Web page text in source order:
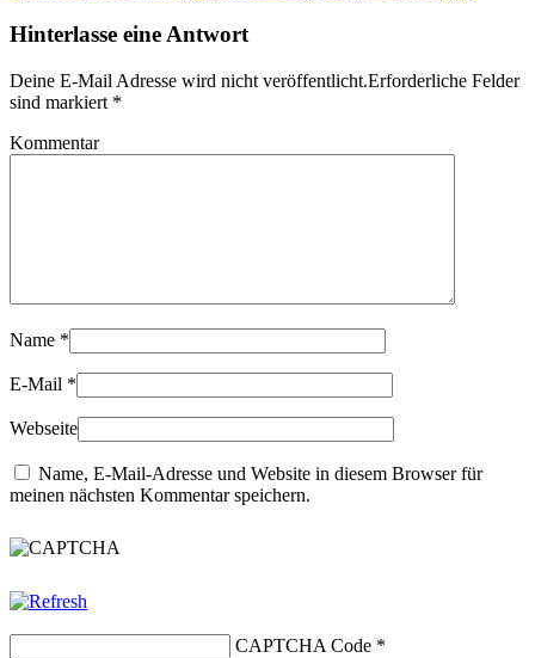
Hinterlasse eine Antwort
Deine E-Mail Adresse wird nicht veröffentlicht.Erforderliche Felder
sind markiert *
Kommentar
Name *
E-Mail *
Webseite
Name, E-Mail-Adresse und Website in diesem Browser für
meinen nächsten Kommentar speichern.
CAPTCHA Code *